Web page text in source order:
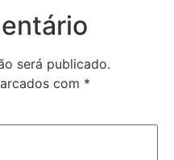
será publicado.
com *